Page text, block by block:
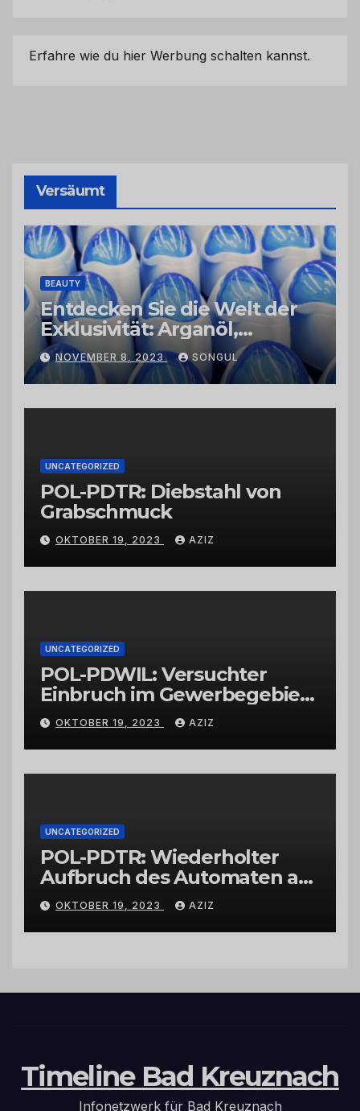
Erfahre wie du hier Werbung schalten kannst.
Versäumt
BEAUTY
Entdecken Sie die Welt der
Exklusivität: Arganöl,
Kaktusfeigenkernöl und
Schwarzkümmelöl von
vertrauenswürdigen
Großhändlern und Anbietern
NOVEMBER 8, 2023 SONGUL
UNCATEGORIZED
POL-PDTR: Diebstahl von
Grabschmuck
OKTOBER 19, 2023 AZIZ
UNCATEGORIZED
POL-PDWIL: Versuchter
Einbruch im Gewerbegebiet
Wittlich
OKTOBER 19, 2023 AZIZ
UNCATEGORIZED
POL-PDTR: Wiederholter
Aufbruch des Automaten am
Wohnmobilstellplatz in
Hermeskeil am Labachweg
OKTOBER 19, 2023 AZIZ
Timeline Bad Kreuznach
Infonetzwerk für Bad Kreuznach